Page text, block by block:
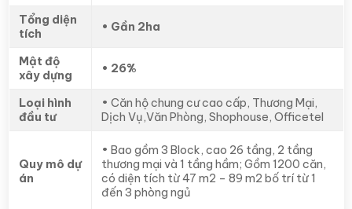
Tổng diện
tích
• Gần 2ha
Mật độ
xây dựng
• 26%
Loại hình
đầu tư
• Căn hộ chung cư cao cấp, Thương Mại,
Dịch Vụ,Văn Phòng, Shophouse, Officetel
Quy mô dự
án
• Bao gồm 3 Block, cao 26 tầng, 2 tầng
thương mại và 1 tầng hầm; Gồm 1200 căn,
có diện tích từ 47 m2 – 89 m2 bố trí từ 1
đến 3 phòng ngủ